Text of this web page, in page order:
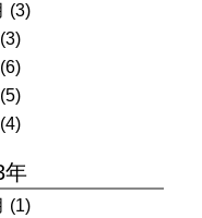
(3)
年
(1)